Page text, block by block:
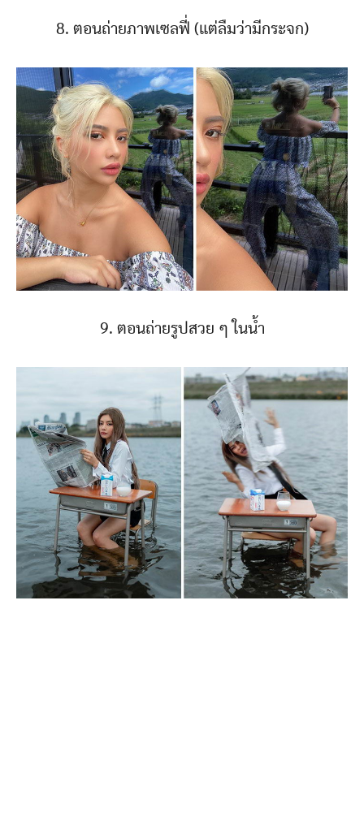
8. ตอนถ่ายภาพเซลฟี่ (แต่ลืมว่ามีกระจก)
9. ตอนถ่ายรูปสวย ๆ ในน้ำ